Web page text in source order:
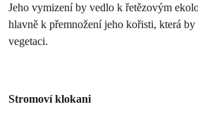
Jeho vymizení by vedlo k řetězovým
hlavně k přemnožení jeho kořisti, která
vegetaci.
Stromoví klokani